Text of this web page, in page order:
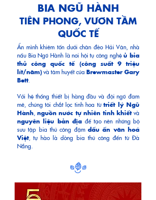
​BIA NGŨ HÀNH
TIÊN PHONG, VƯƠN TẦM
QUỐC TẾ
Ẩn mình khiêm tốn dưới chân đèo Hải Vân, nhà
nấu Bia Ngũ Hành là nơi hội tụ công nghệủ bia
thủ công quốc tế (công suất 9 triệu
lít/năm)và tâm huyết của Brewmaster Gary
Bett.
Với hệ thống thiết bị hàng đầu và đội ngũ đam
mê, chúng tôi chắt lọc tinh hoa từ triết lý Ngũ
Hành nguồn nước tự nhiên tinh khiếtvà
nguyên liệu bản địa để tạo nên những bộ
sưu tập bia thủ công đậm dấu ấn văn hoá
Việt, tự hào là dòng bia thủ công đến từ Đà
Nẵng